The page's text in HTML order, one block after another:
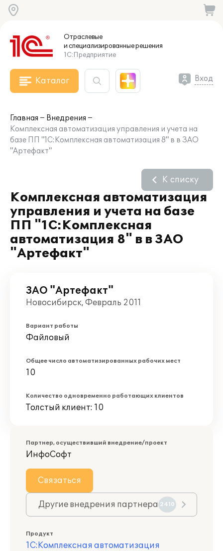
Отраслевые
и специализированныерешения
1С:Предприятие
Каталог Вход
Главная
Внедрения
Комплексная автоматизация управления и учета на
базе ПП "1С:Комплексная автоматизация 8" в в ЗАО
"Артефакт"
Комплексная автоматизация
управления и учета на базе
ПП "1С:Комплексная
автоматизация 8" в в ЗАО
"Артефакт"
К списку
ЗАО "Артефакт"
Новосибирск, Февраль 2011
Вариант работы
Файловый
Общее число автоматизированных рабочих мест
10
Количество одновременно работающих клиентов
Толстый клиент: 10
Партнер, осуществивший внедрение/проект
ИнфоСофт
Связаться
Другие внедрения партнера 2410
Продукт
1С:Комплексная автоматизация